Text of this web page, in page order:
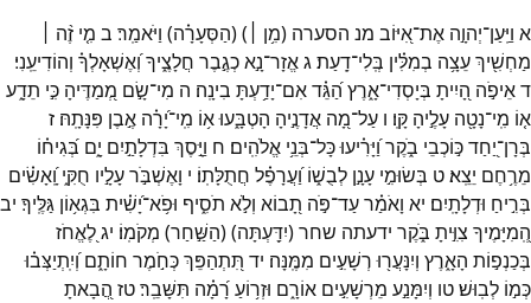
א וַיַּֽעַן־יְהוָ֣ה אֶת־אִ֭יּוֹב מנ הסערה (מִ֥ן ׀ )
(הַסְּעָרָ֗ה) וַיֹּאמַֽר׃ ב מִ֤י זֶ֨ה ׀
מַחְשִׁ֖יךְעֵצָ֥ה בְמִלִּ֗ין בְּֽלִי־דָֽעַת׃גאֱזָר־נָ֣אכְגֶ֣בֶר חֲלָצֶ֑יךָוְ֝אֶשְׁאָלְךָ֗ וְהוֹדִיעֵֽנִי׃
דאֵיפֹ֣ה הָ֭יִיתָ בְּיָסְדִי־אָ֑רֶץהַ֝גֵּ֗דאִם־יָדַ֥עְתָּ בִינָֽה׃ ה מִי־שָׂ֣ם מְ֭מַדֶּיהָ כִּ֣י תֵדָ֑ע
א֤וֹ מִֽי־נָטָ֖ה עָלֶ֣יהָ קָּֽו׃ ו עַל־מָ֭ה אֲדָנֶ֣יהָ הָטְבָּ֑עוּא֥וֹ מִֽי־יָ֝רָ֗ה אֶ֣בֶן פִּנָּתָֽהּ׃ ז
בְּרָן־יַ֭חַדכּ֣וֹכְבֵי בֹ֑קֶרוַ֝יָּרִ֗יעוּכָּל־בְּנֵ֥י אֱלֹהִֽים׃ ח וַיָּ֣סֶךְ בִּדְלָתַ֣יִם יָ֑ם בְּ֝גִיח֗וֹ
מֵרֶ֥חֶם יֵצֵֽא׃ט בְּשׂוּמִ֣י עָנָ֣ן לְבֻשׁ֑וֹ וַ֝עֲרָפֶ֗ל חֲתֻלָּתֽוֹ׃ י וָאֶשְׁבֹּ֣רעָלָ֣יו חֻקִּ֑י וָֽ֝אָשִׂ֗ים
בְּרִ֣יחַ וּדְלָתָֽיִם׃ יא וָאֹמַ֗רעַד־פֹּ֣ה תָ֭בוֹא וְלֹ֣א תֹסִ֑יף וּפֹ֥א־יָ֝שִׁ֗ית בִּגְא֥וֹן גַּלֶּֽיךָ׃ יב
הְֽ֭מִיָּמֶיךָ צִוִּ֣יתָ בֹּ֑קֶר ידעתה שחר(יִדַּ֖עְתָּה)
(הַשַּׁ֣חַר) מְקֹמֽוֹ׃ יגלֶ֭אֱחֹז
בְּכַנְפ֣וֹת הָאָ֑רֶץ וְיִנָּעֲר֖וּ רְשָׁעִ֣ים מִמֶּֽנָּה׃ יד תִּ֭תְהַפֵּךְכְּחֹ֣מֶר חוֹתָ֑ם וְ֝יִֽתְיַצְּב֗וּ
כְּמ֣וֹ לְבֽוּשׁ׃טו וְיִמָּנַ֣ע מֵרְשָׁעִ֣ים אוֹרָ֑ם וּזְר֥וֹעַרָ֝מָ֗ה תִּשָּׁבֵֽר׃טז הֲ֭בָאתָ